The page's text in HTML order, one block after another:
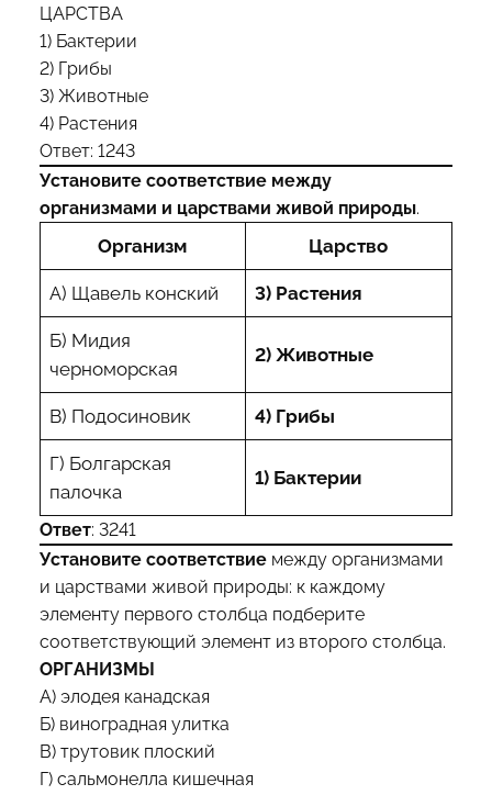
ЦАРСТВА
1) Бактерии
2) Грибы
3) Животные
4) Растения
Ответ: 1243
Установите соответствие между
организмами и царствами живой природы.
Организм Царство
А) Щавель конский 3) Растения
Б) Мидия
черноморская
2) Животные
В) Подосиновик 4) Грибы
Г) Болгарская
палочка
1) Бактерии
Ответ: 3241
Установите соответствие между организмами
и царствами живой природы: к каждому
элементу первого столбца подберите
соответствующий элемент из второго столбца.
ОРГАНИЗМЫ
А) элодея канадская
Б) виноградная улитка
В) трутовик плоский
Г) сальмонелла кишечная